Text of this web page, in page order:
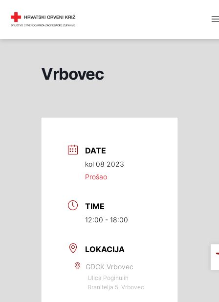
Vrbovec
DATE
kol 08 2023
Prošao
TIME
12:00 - 18:00
LOKACIJA
GDCK Vrbovec
Ulica Poginulih
Branitelja 5, Vrbovec